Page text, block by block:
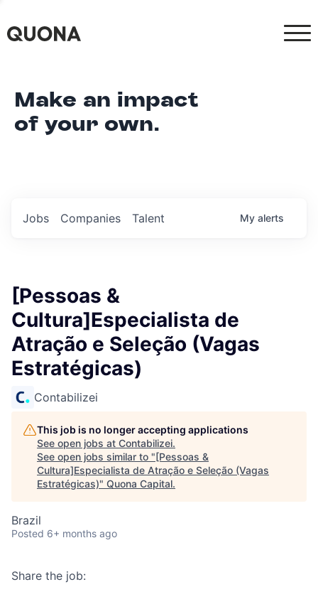
Make an impact
of your own.
Jobs Companies Talent My alerts
[Pessoas &
Cultura]Especialista de
Atração e Seleção (Vagas
Estratégicas)
Contabilizei
This job is no longer accepting applications
See open jobs at Contabilizei.
See open jobs similar to "[Pessoas &
Cultura]Especialista de Atração e Seleção (Vagas
Estratégicas)" Quona Capital.
Brazil
Posted 6+ months ago
Share the job: